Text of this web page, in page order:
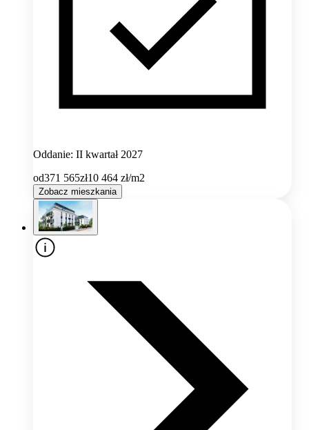
Oddanie: II kwartał 2027
od371 565zł10 464 zł/m2
Zobacz mieszkania